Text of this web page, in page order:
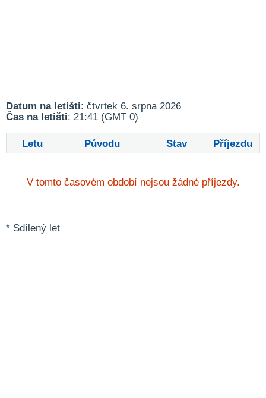
Datum na letišti: čtvrtek 6. srpna 2026
Čas na letišti: 21:41 (GMT 0)
Letu Původu Stav Příjezdu
V tomto časovém období nejsou žádné příjezdy.
* Sdílený let